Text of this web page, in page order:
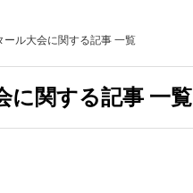
ール大会に関する記事 一覧
に関する記事 一覧